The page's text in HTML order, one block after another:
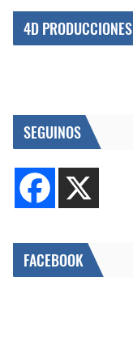
4D PRODUCCIONES
SEGUINOS
FACEBOOK